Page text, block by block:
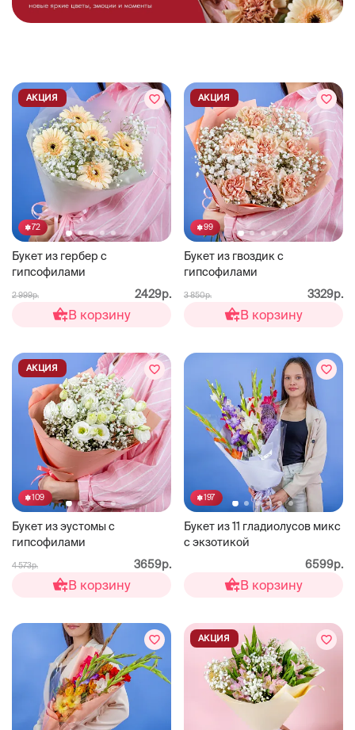
72
Букет из гербер с
гипсофилами
АКЦИЯ
2 999р. 2429р.
В корзину
99
Букет из гвоздик с
гипсофилами
АКЦИЯ
3 850р. 3329р.
В корзину
109
Букет из эустомы с
гипсофилами
АКЦИЯ
4 573р. 3659р.
В корзину
197
Букет из 11 гладиолусов микс
с экзотикой
6599р.
В корзину
АКЦИЯ